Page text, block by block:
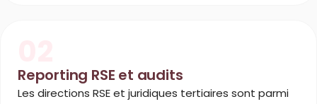
Reporting RSE et audits
Les directions RSE et juridiques tertiaires sont parmi